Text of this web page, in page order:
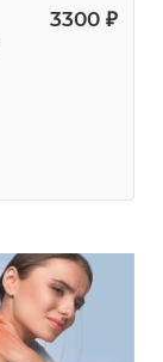
3300 ₽